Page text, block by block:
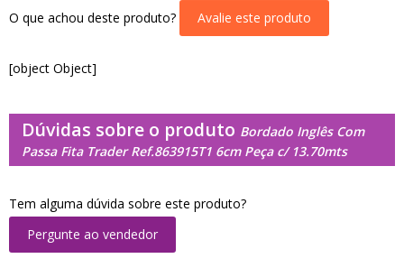
O que achou deste produto? Avalie este produto
[object Object]
Dúvidas sobre o produto Bordado Inglês Com
Passa Fita Trader Ref.863915T1 6cm Peça c/ 13.70mts
Tem alguma dúvida sobre este produto?
Pergunte ao vendedor